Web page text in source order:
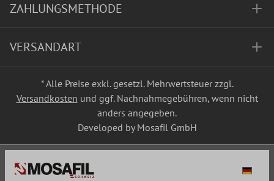
ZAHLUNGSMETHODE
VERSANDART
* Alle Preise exkl. gesetzl. Mehrwertsteuer zzgl.
Versandkosten und ggf. Nachnahmegebühren, wenn nicht
anders angegeben.
Developed by Mosafil GmbH